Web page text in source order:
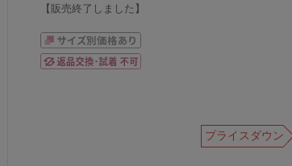
【販売終了しました】
プライスダウン